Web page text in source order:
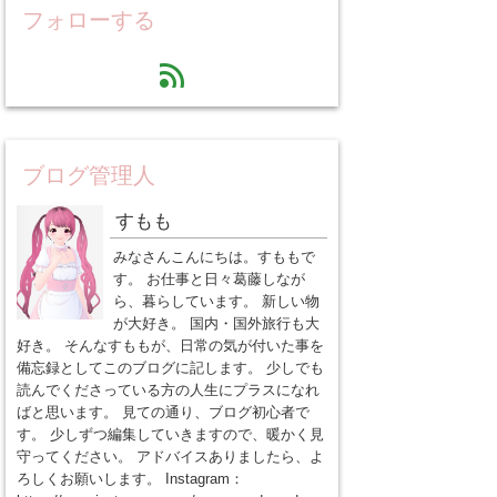
フォローする
feed
ブログ管理人
すもも
みなさんこんにちは。すももで
す。 お仕事と日々葛藤しなが
ら、暮らしています。 新しい物
が大好き。 国内・国外旅行も大
好き。 そんなすももが、日常の気が付いた事を
備忘録としてこのブログに記します。 少しでも
読んでくださっている方の人生にプラスになれ
ばと思います。 見ての通り、ブログ初心者で
す。 少しずつ編集していきますので、暖かく見
守ってください。 アドバイスありましたら、よ
ろしくお願いします。 Instagram：